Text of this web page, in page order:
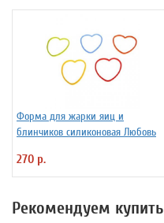
Форма для жарки яиц и
блинчиков силиконовая Любовь
270 р.
Рекомендуем купить